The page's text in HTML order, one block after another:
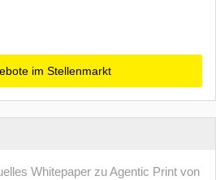
im Stellenmarkt
Whitepaper zu Agentic Print von